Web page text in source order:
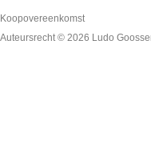
Koopovereenkomst
Auteursrecht © 2026 Ludo